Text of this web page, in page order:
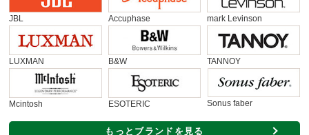
JBL Accuphase mark Levinson
LUXMAN B&W TANNOY
Mcintosh ESOTERIC Sonus faber
もっとブランドを見る